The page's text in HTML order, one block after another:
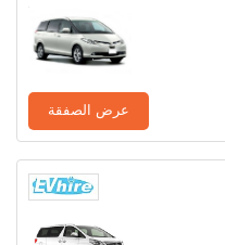
عرض الصفقة